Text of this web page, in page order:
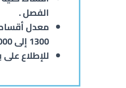
الفصل .
معدل
1300 إلى 2000 ليرة في الفصل .
للإطلاع